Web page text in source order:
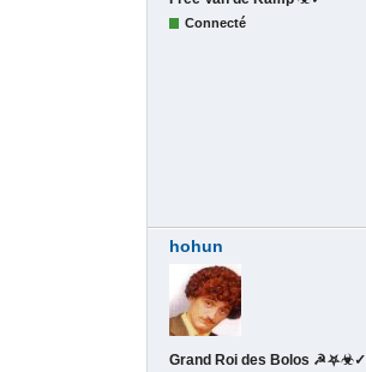
Connecté
hohun
Grand Roi des Bolos ☭⛧☣✓